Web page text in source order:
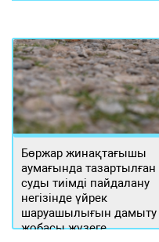
Бөржар жинақтағышы
аумағында тазартылған
суды тиімді пайдалану
негізінде үйрек
шаруашылығын дамыту
жобасы жүзеге